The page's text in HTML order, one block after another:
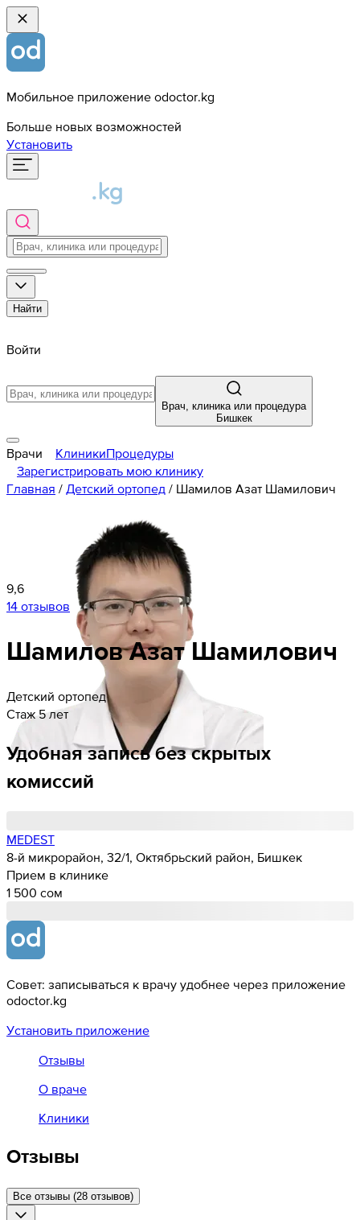
Мобильное приложение odoctor.kg
Больше новых возможностей
Установить
Найти
Войти
Врач, клиника или процедура
Бишкек
Врачи КлиникиПроцедуры
Зарегистрировать мою клинику
Главная / Детский ортопед / Шамилов Азат Шамилович
9,6
14 отзывов
ШамиловАзатШамилович
Детский ортопед
Стаж 5 лет
Удобная запись без скрытых
комиссий
MEDEST
8-й микрорайон, 32/1, Октябрьский район, Бишкек
Прием в клинике
1 500 cом
Совет: записываться к врачу удобнее через приложение
odoctor.kg
Установить приложение
Отзывы
О враче
Клиники
Отзывы
Все отзывы (28 отзывов)